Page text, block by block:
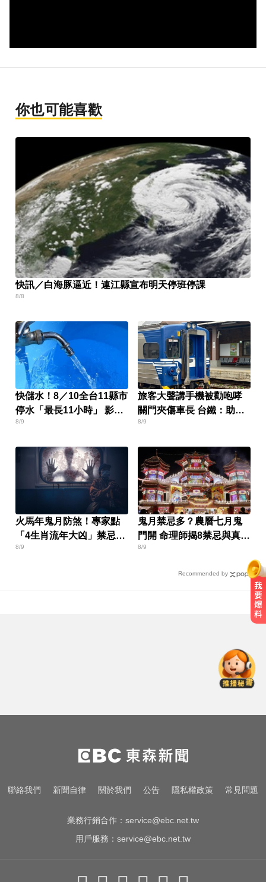
你也可能喜歡
快訊／白海豚逼近！連江縣宣布明天停班停課
8/8
快儲水！8／10全台11縣市
停水「最長11小時」 影響
區域、時間一次看
8/9
旅客大聲講手機被勸咆哮
關門夾傷車長 台鐵：助提
告
8/9
火馬年鬼月防煞！專家點
「4生肖流年大凶」禁忌一
次看
8/9
鬼月禁忌多？農曆七月鬼
門開 命理師揭8禁忌與真
相：這項最應該避免
8/9
Recommended by
域 造成4人喪命
快訊／台北強風驟雨「沒放颱風
假」 蔣萬安說明了！
MLB／費爾柴德一度成自由球員 簽
聯絡我們 新聞自律 關於我們 公告 隱私權政策 常見問題
業務行銷合作： service@ebc.net.tw
用戶服務： service@ebc.net.tw